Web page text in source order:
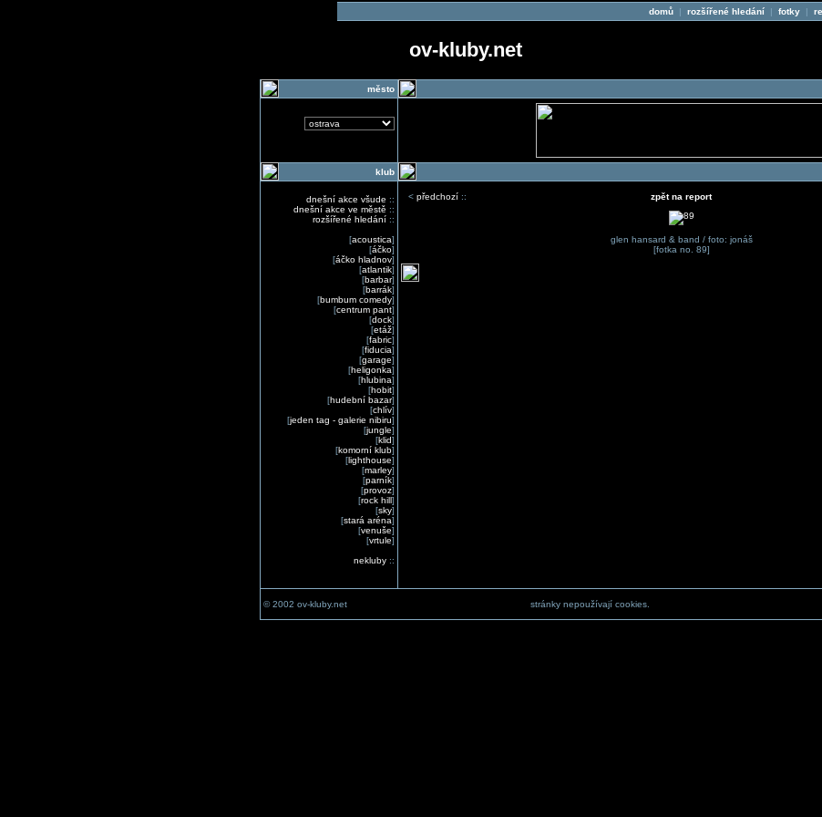
domů| rozšířené hledání| fotky|
ov-kluby.net
město
klub
dnešní akce všude ::
dnešní akce ve městě ::
rozšířené hledání::
[acoustica]
[áčko]
[áčko hladnov]
[atlantik]
[barbar]
[barrák]
[bumbum comedy]
[centrum pant]
[dock]
[etáž]
[fabric]
[fiducia]
[garage]
[heligonka]
[hlubina]
[hobit]
[hudební bazar]
[chlív]
[jeden tag - galerie nibiru]
[jungle]
[klid]
[komorní klub]
[lighthouse]
[marley]
[parník]
[provoz]
[rock hill]
[sky]
[stará aréna]
[venuše]
[vrtule]
nekluby::
< předchozí:: zpět na report
glen hansard & band / foto: jonáš
[fotka no. 89]
© 2002 ov-kluby.net stránky nepoužívají cookies.